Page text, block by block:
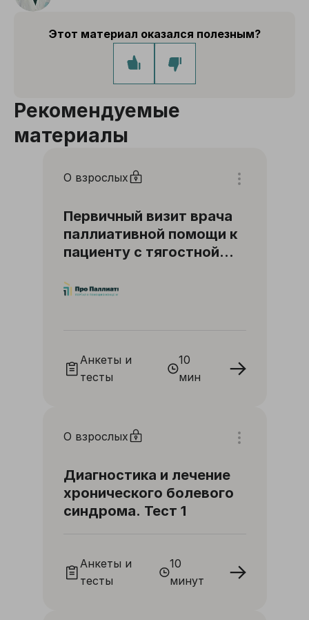
Этот материал оказался полезным?
Рекомендуемые
материалы
О взрослых
Первичный визит врача
паллиативной помощи к
пациенту с тягостной
Анкеты и
тесты
10
мин
О взрослых
Диагностика и лечение
хронического болевого
синдрома. Тест 1
Анкеты и
тесты
10
минут